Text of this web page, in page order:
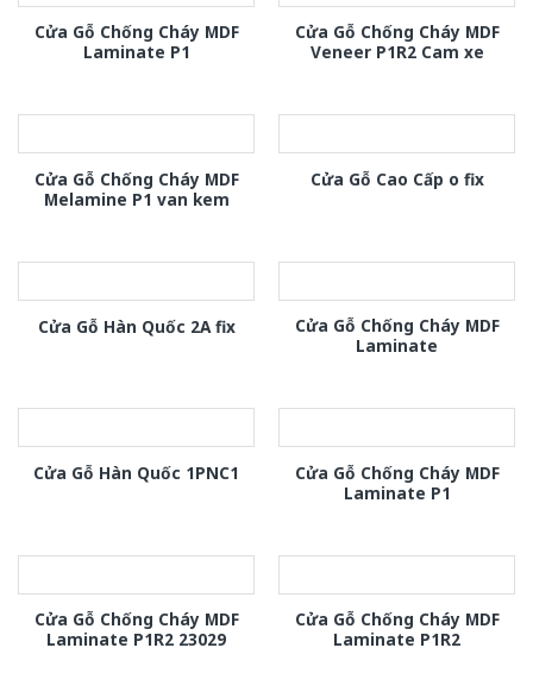
Cửa Gỗ Chống Cháy MDF
Laminate P1
Cửa Gỗ Chống Cháy MDF
Veneer P1R2 Cam xe
Cửa Gỗ Chống Cháy MDF
Melamine P1 van kem
Cửa Gỗ Cao Cấp o fix
Cửa Gỗ Hàn Quốc 2A fix
Cửa Gỗ Chống Cháy MDF
Laminate
Cửa Gỗ Hàn Quốc 1PNC1
Cửa Gỗ Chống Cháy MDF
Laminate P1
Cửa Gỗ Chống Cháy MDF
Laminate P1R2 23029
Cửa Gỗ Chống Cháy MDF
Laminate P1R2